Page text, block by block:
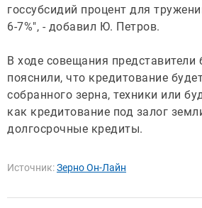
госсубсидий процент для
6-7%", - добавил Ю. Петров.
В ходе совещания
пояснили, что кредитование
собранного зерна, техники или
как кредитование под залог
долгосрочные кредиты.
Источник:Зерно Он-Лайн